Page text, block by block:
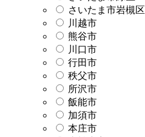
さいたま市岩槻区
川越市
熊谷市
川口市
行田市
秩父市
所沢市
飯能市
加須市
本庄市